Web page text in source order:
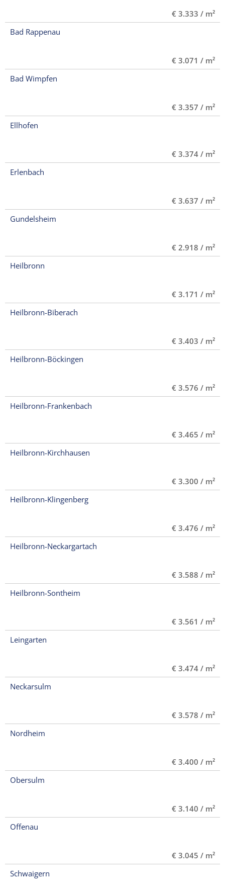
€ 3.333 / m²
Bad Rappenau
€ 3.071 / m²
Bad Wimpfen
€ 3.357 / m²
Ellhofen
€ 3.374 / m²
Erlenbach
€ 3.637 / m²
Gundelsheim
€ 2.918 / m²
Heilbronn
€ 3.171 / m²
Heilbronn-Biberach
€ 3.403 / m²
Heilbronn-Böckingen
€ 3.576 / m²
Heilbronn-Frankenbach
€ 3.465 / m²
Heilbronn-Kirchhausen
€ 3.300 / m²
Heilbronn-Klingenberg
€ 3.476 / m²
Heilbronn-Neckargartach
€ 3.588 / m²
Heilbronn-Sontheim
€ 3.561 / m²
Leingarten
€ 3.474 / m²
Neckarsulm
€ 3.578 / m²
Nordheim
€ 3.400 / m²
Obersulm
€ 3.140 / m²
Offenau
€ 3.045 / m²
Schwaigern